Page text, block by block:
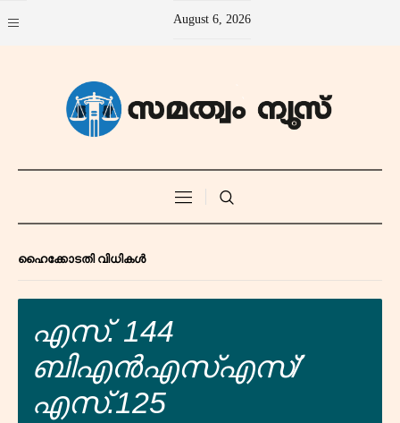
August 6, 2026
ഹൈക്കോടതി വിധികൾ
എസ്. 144
ബിഎൻഎസ്എസ്/
എസ്.125